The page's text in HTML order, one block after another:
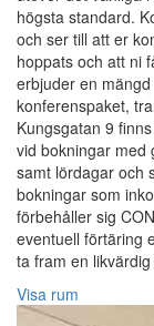
högsta standard.
och ser till att er
hoppats och att ni
erbjuder en
konferenspaket,
Kungsgatan 9
vid bokningar med
samt lördagar och
bokningar som
förbehåller sig
eventuell förtäring
ta fram en
Visa rum